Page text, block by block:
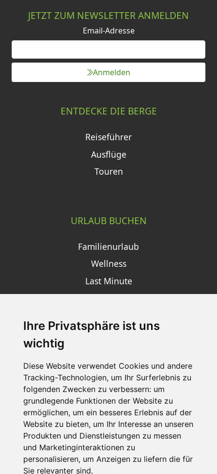
Ihre Privatsphäre ist uns
wichtig
Diese Website verwendet Cookies und andere
Tracking-Technologien, um Ihr Surferlebnis zu
folgenden Zwecken zu verbessern: um
grundlegende Funktionen der Website zu
ermöglichen, um ein besseres Erlebnis auf der
Website zu bieten, um Ihr Interesse an unseren
Produkten und Dienstleistungen zu messen
und Marketinginteraktionen zu
personalisieren, um Anzeigen zu liefern die für
Sie relevanter sind.
JETZT ZUM NEWSLETTER ANMELDEN
Email-Adresse
Anmelden
ENTDECKE DIE BERGE
Reiseführer
Ausflüge
Touren
URLAUB BUCHEN
Familienurlaub
Wellness
Last Minute
SCHNEEHÖHEN SKI APP
Die Schneehoehen Ski APP für iOS und Android - Ein
Muss für alle Wintersportler und Schneefreaks!
Impressum
Datenschutz